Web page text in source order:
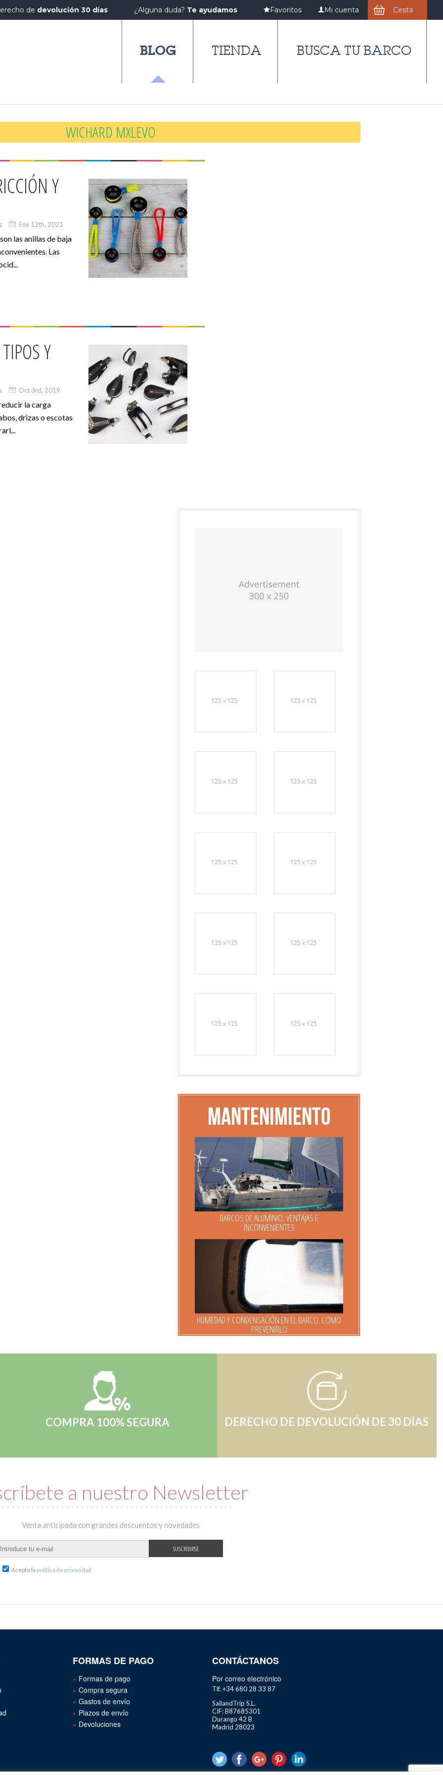
de devolución 30 días ¿Alguna duda? Te ayudamos Favoritos Mi cuenta Cesta
BLOG TIENDA BUSCA TU BARCO
WICHARD MXLEVO
Y
Ene 12th, 2021
las anillas de baja
Las
Y
Oct 3rd, 2019
la carga
drizas o escotas
Mantenimiento
BARCOS DE ALUMINIO, VENTAJAS E
INCONVENIENTES
HUMEDAD Y CONDENSACIÓN EN EL BARCO. COMO
PREVENIRLO
COMPRA 100% SEGURA DERECHO DE DEVOLUCIÓN DE 30 DÍAS
a nuestro Newsletter
Venta anticipada con grandes descuentos y novedades
Acepto la política de privacidad
FORMAS DE PAGO
Formas de pago
Compra segura
Gastos de envío
Plazos de envío
Devoluciones
CONTÁCTANOS
Por correo electrónico
Tlf. +34 680 28 33 87
SailandTrip S.L.
CIF: B87685301
Durango 42 B
Madrid 28023